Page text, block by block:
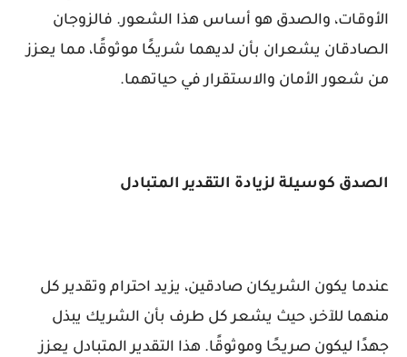
الأوقات، والصدق هو أساس هذا الشعور. فالزوجان
الصادقان يشعران بأن لديهما شريكًا موثوقًا، مما يعزز
من شعور الأمان والاستقرار في حياتهما.
الصدق كوسيلة لزيادة التقدير المتبادل
عندما يكون الشريكان صادقين، يزيد احترام وتقدير كل
منهما للآخر، حيث يشعر كل طرف بأن الشريك يبذل
جهدًا ليكون صريحًا وموثوقًا. هذا التقدير المتبادل يعزز